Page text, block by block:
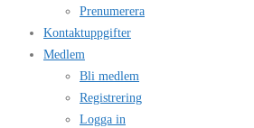
Prenumerera
Kontaktuppgifter
Medlem
Bli medlem
Registrering
Logga in